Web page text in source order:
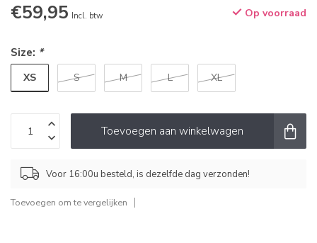
€59,95 Incl. btw Op voorraad
Size: *
XS S M L XL
Toevoegen aan winkelwagen
Voor 16:00u besteld, is dezelfde dag verzonden!
Toevoegen om te vergelijken